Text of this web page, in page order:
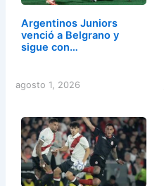
Argentinos Juniors
venció a Belgrano y
sigue con…
agosto 1, 2026